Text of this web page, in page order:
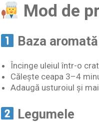
Mod de
Baza aromată
Încinge uleiul într-o
Călește ceapa 3–4
Adaugă usturoiul și
Legumele